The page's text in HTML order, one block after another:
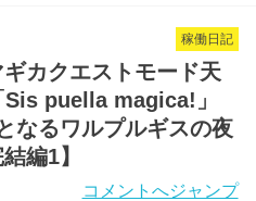
稼働日記
カクエストモード天
puella magica!」
なるワルプルギスの夜
編1】
コメントへジャンプ